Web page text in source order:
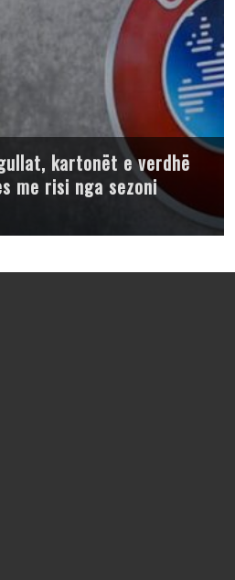
kartonët e verdhë
me risi nga sezoni